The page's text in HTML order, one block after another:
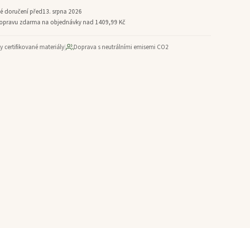
doručení před13. srpna 2026
zdarma na objednávky nad 1409,99 Kč
certifikované materiály| Doprava s neutrálními emisemi CO2